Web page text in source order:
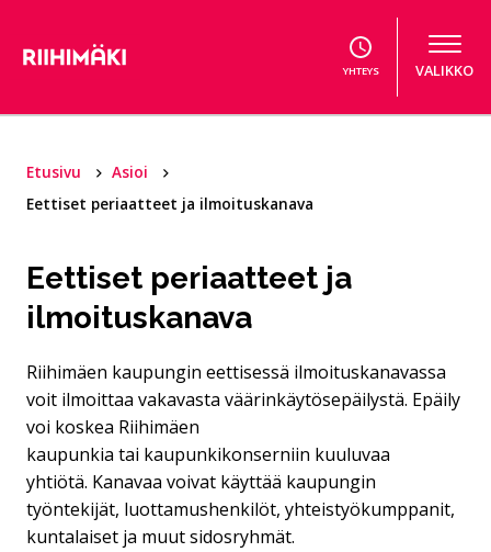
YHTEYS VALIKKO
Etusivu
Asioi
Eettiset periaatteet ja ilmoituskanava
Eettiset periaatteet ja
ilmoituskanava
Riihimäen kaupungin eettisessä ilmoituskanavassa
voit ilmoittaa vakavasta väärinkäytösepäilystä. Epäily
voi koskea Riihimäen
kaupunkia tai kaupunkikonserniin kuuluvaa
yhtiötä. Kanavaa voivat käyttää kaupungin
työntekijät, luottamushenkilöt, yhteistyökumppanit,
kuntalaiset ja muut sidosryhmät.